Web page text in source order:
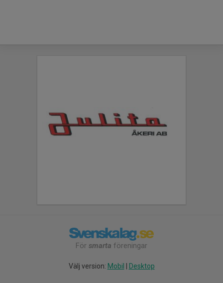
För smarta föreningar
Välj version: Mobil | Desktop